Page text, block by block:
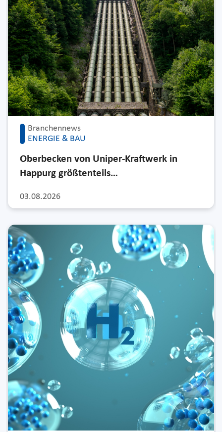
Branchennews
ENERGIE & BAU
03.08.2026
Oberbecken von Uniper-Kraftwerk in
Happurg größtenteils…